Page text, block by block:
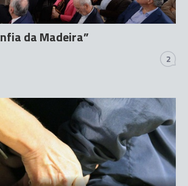
da Madeira”
2